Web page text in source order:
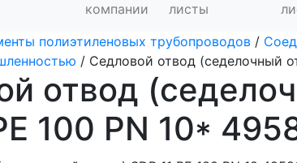
компании
листы
полиэтиленовых трубопроводов /
/ Седловой отвод (седелочный
отвод
100 PN 10*